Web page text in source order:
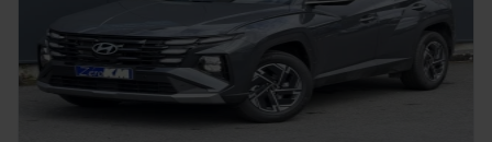
être financés selon des solutions personnalisées.
N’attendez plus pour explorer nos nombreuses offres
et trouvez le Tucson d’occasion fait pour vous.